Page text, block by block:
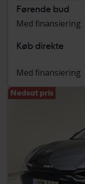
Førende bud
Med finansiering
Køb direkte
Med finansiering
Nedsat pris